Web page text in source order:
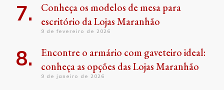
Conheça os modelos de mesa para
escritório da Lojas Maranhão
9 de fevereiro de 2026
Encontre o armário com gaveteiro ideal:
conheça as opções das Lojas Maranhão
9 de janeiro de 2026